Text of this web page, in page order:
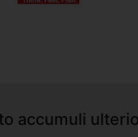
accumuli